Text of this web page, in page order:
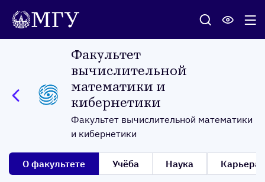
Факультет
вычислительной
математики и
кибернетики
Факультет вычислительной математики
и кибернетики
О фа­куль­те­те Учё­ба На­ука Карь­ера